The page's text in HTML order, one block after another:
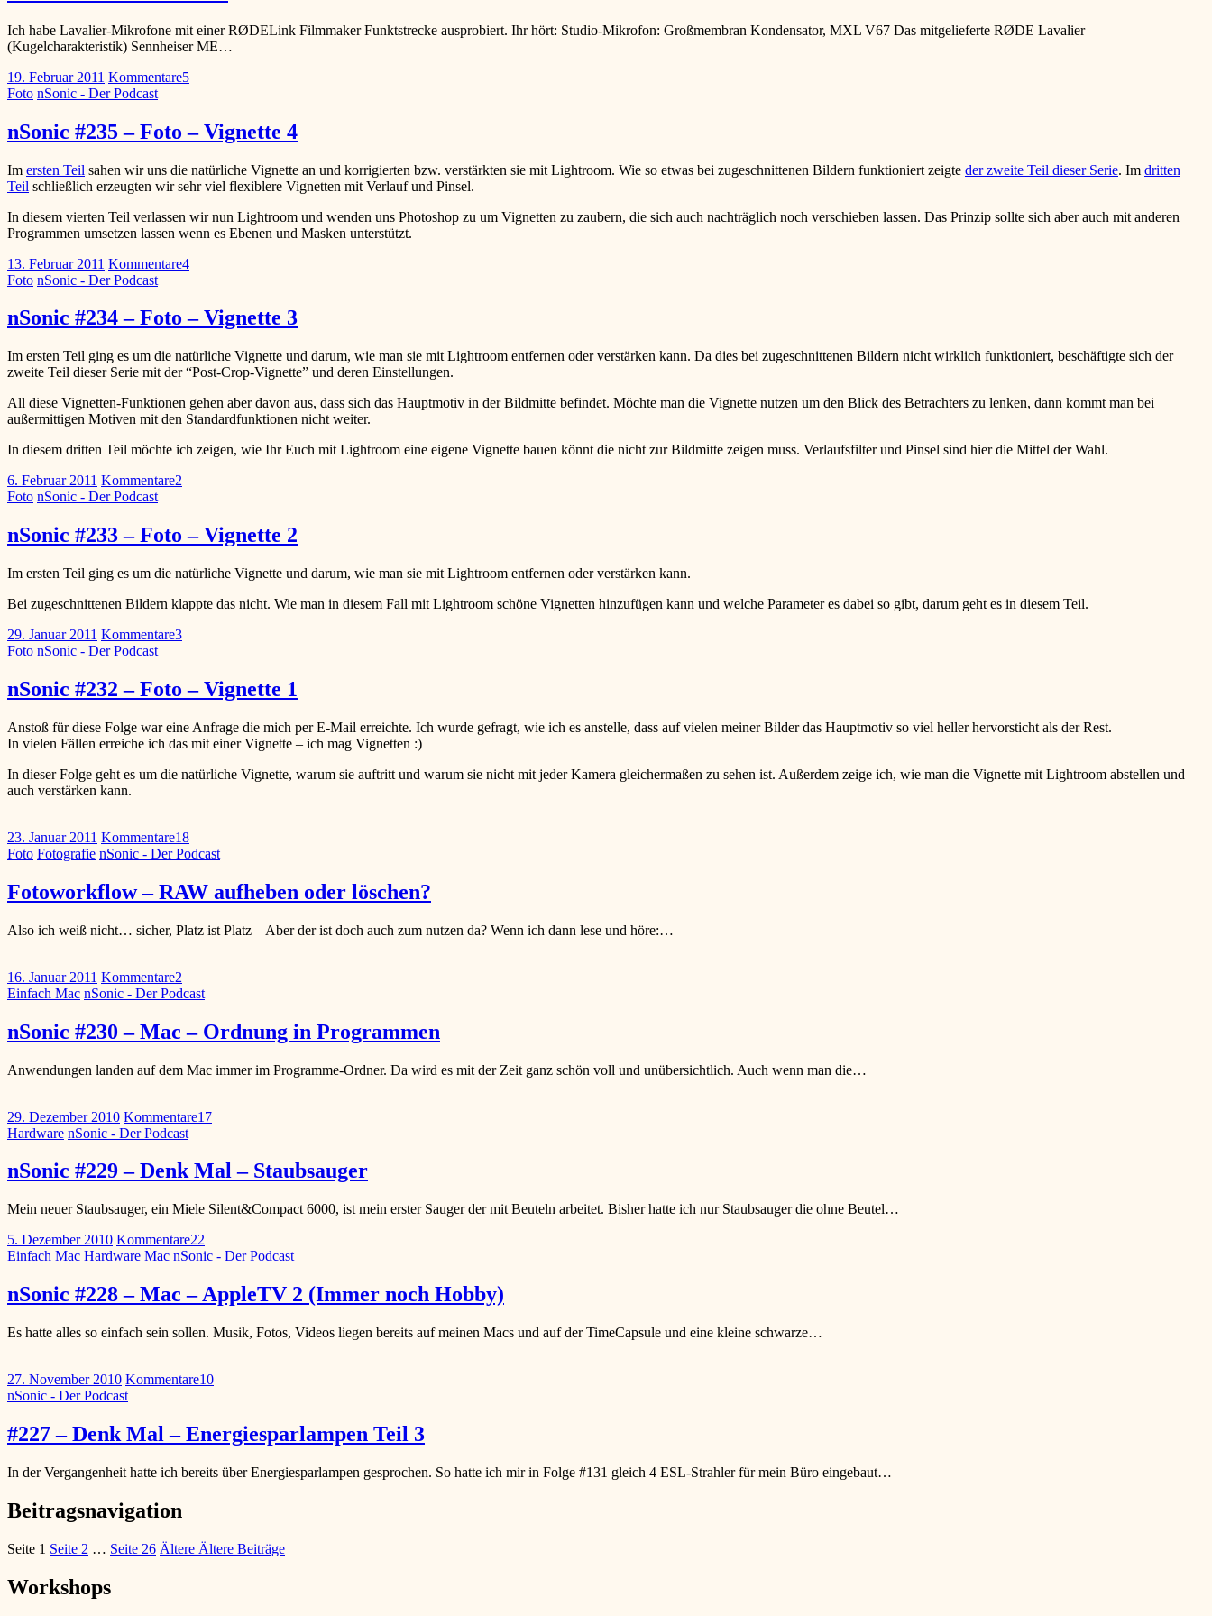
Ich habe Lavalier-Mikrofone mit einer RØDELink Filmmaker Funktstrecke ausprobiert. Ihr hört: Studio-Mikrofon: Großmembran Kondensator, MXL V67 Das mitgelieferte RØDE Lavalier
(Kugelcharakteristik) Sennheiser ME…
19. Februar 2011 Kommentare5
Foto nSonic - Der Podcast
nSonic #235 – Foto – Vignette 4
Im ersten Teil sahen wir uns die natürliche Vignette an und korrigierten bzw. verstärkten sie mit Lightroom. Wie so etwas bei zugeschnittenen Bildern funktioniert zeigte der zweite Teil dieser Serie. Im dritten
Teil schließlich erzeugten wir sehr viel flexiblere Vignetten mit Verlauf und Pinsel.
In diesem vierten Teil verlassen wir nun Lightroom und wenden uns Photoshop zu um Vignetten zu zaubern, die sich auch nachträglich noch verschieben lassen. Das Prinzip sollte sich aber auch mit anderen
Programmen umsetzen lassen wenn es Ebenen und Masken unterstützt.
13. Februar 2011 Kommentare4
Foto nSonic - Der Podcast
nSonic #234 – Foto – Vignette 3
Im ersten Teil ging es um die natürliche Vignette und darum, wie man sie mit Lightroom entfernen oder verstärken kann. Da dies bei zugeschnittenen Bildern nicht wirklich funktioniert, beschäftigte sich der
zweite Teil dieser Serie mit der “Post-Crop-Vignette” und deren Einstellungen.
All diese Vignetten-Funktionen gehen aber davon aus, dass sich das Hauptmotiv in der Bildmitte befindet. Möchte man die Vignette nutzen um den Blick des Betrachters zu lenken, dann kommt man bei
außermittigen Motiven mit den Standardfunktionen nicht weiter.
In diesem dritten Teil möchte ich zeigen, wie Ihr Euch mit Lightroom eine eigene Vignette bauen könnt die nicht zur Bildmitte zeigen muss. Verlaufsfilter und Pinsel sind hier die Mittel der Wahl.
6. Februar 2011 Kommentare2
Foto nSonic - Der Podcast
nSonic #233 – Foto – Vignette 2
Im ersten Teil ging es um die natürliche Vignette und darum, wie man sie mit Lightroom entfernen oder verstärken kann.
Bei zugeschnittenen Bildern klappte das nicht. Wie man in diesem Fall mit Lightroom schöne Vignetten hinzufügen kann und welche Parameter es dabei so gibt, darum geht es in diesem Teil.
29. Januar 2011 Kommentare3
Foto nSonic - Der Podcast
nSonic #232 – Foto – Vignette 1
Anstoß für diese Folge war eine Anfrage die mich per E-Mail erreichte. Ich wurde gefragt, wie ich es anstelle, dass auf vielen meiner Bilder das Hauptmotiv so viel heller hervorsticht als der Rest.
In vielen Fällen erreiche ich das mit einer Vignette – ich mag Vignetten :)
In dieser Folge geht es um die natürliche Vignette, warum sie auftritt und warum sie nicht mit jeder Kamera gleichermaßen zu sehen ist. Außerdem zeige ich, wie man die Vignette mit Lightroom abstellen und
auch verstärken kann.
23. Januar 2011 Kommentare18
Foto Fotografie nSonic - Der Podcast
Fotoworkflow – RAW aufheben oder löschen?
Also ich weiß nicht… sicher, Platz ist Platz – Aber der ist doch auch zum nutzen da? Wenn ich dann lese und höre:…
16. Januar 2011 Kommentare2
Einfach Mac nSonic - Der Podcast
nSonic #230 – Mac – Ordnung in Programmen
Anwendungen landen auf dem Mac immer im Programme-Ordner. Da wird es mit der Zeit ganz schön voll und unübersichtlich. Auch wenn man die…
29. Dezember 2010 Kommentare17
Hardware nSonic - Der Podcast
nSonic #229 – Denk Mal – Staubsauger
Mein neuer Staubsauger, ein Miele Silent&Compact 6000, ist mein erster Sauger der mit Beuteln arbeitet. Bisher hatte ich nur Staubsauger die ohne Beutel…
5. Dezember 2010 Kommentare22
Einfach Mac Hardware Mac nSonic - Der Podcast
nSonic #228 – Mac – AppleTV 2 (Immer noch Hobby)
Es hatte alles so einfach sein sollen. Musik, Fotos, Videos liegen bereits auf meinen Macs und auf der TimeCapsule und eine kleine schwarze…
27. November 2010 Kommentare10
nSonic - Der Podcast
#227 – Denk Mal – Energiesparlampen Teil 3
In der Vergangenheit hatte ich bereits über Energiesparlampen gesprochen. So hatte ich mir in Folge #131 gleich 4 ESL-Strahler für mein Büro eingebaut…
Beitragsnavigation
Seite 1 Seite 2 … Seite 26 Ältere Ältere Beiträge
Workshops